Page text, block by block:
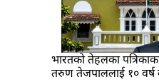
भारतकाे तेहलका
तरुण तेजपाललाई १०